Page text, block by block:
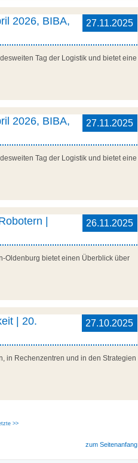
27.11.2025
2026, BIBA,
Tag der Logistik und bietet eine
27.11.2025
2026, BIBA,
Tag der Logistik und bietet eine
26.11.2025
|
Oldenburg bietet einen Überblick über
27.10.2025
| 20.
in Rechenzentren und in den Strategien
>>
zum Seitenanfang